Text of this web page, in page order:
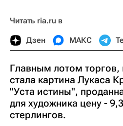
Читать ria.ru в
Дзен МАКС
Главным лотом торгов,
стала картина Лукаса
"Уста истины",
для художника цену -
стерлингов.